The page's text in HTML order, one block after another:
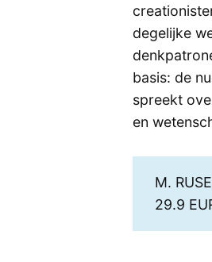
degelijke
basis: de
spreekt
en
M.
29.9